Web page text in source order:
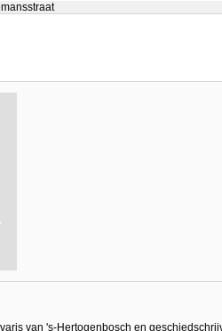
van 's-Hertogenbosch en